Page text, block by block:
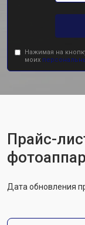
Нажимая на
моих
Прайс-
Дата обновления